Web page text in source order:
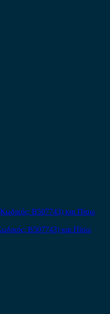
B507743) και Πίσω